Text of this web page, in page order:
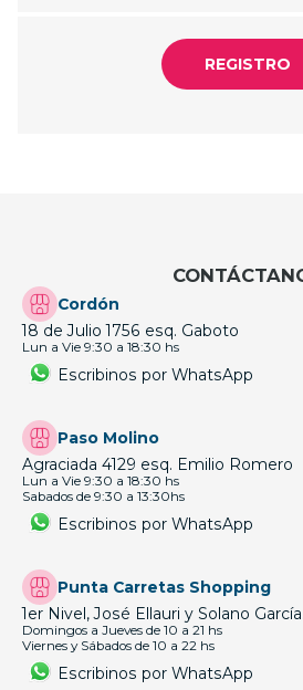
Cordón
18 de Julio 1756 esq. Gaboto
Lun a Vie 9:30 a 18:30 hs
Escribinos por WhatsApp
Paso Molino
Agraciada 4129 esq. Emilio Romero
Lun a Vie 9:30 a 18:30 hs
Sabados de 9:30 a 13:30hs
Escribinos por WhatsApp
Punta Carretas Shopping
1er Nivel, José Ellauri y Solano García.
Domingos a Jueves de 10 a 21 hs
Viernes y Sábados de 10 a 22 hs
Escribinos por WhatsApp